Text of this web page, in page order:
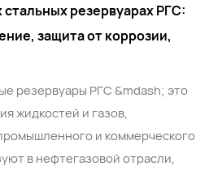
резервуарах РГС:
защита от коррозии,
резервуары РГС &mdash; это
жидкостей и газов,
и коммерческого
в нефтегазовой отрасли,